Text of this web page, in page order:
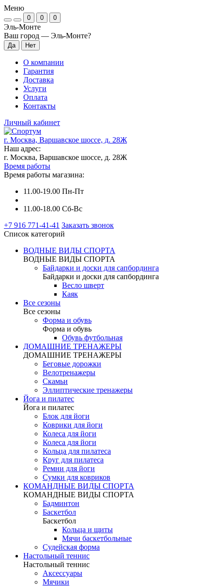
Меню
0 0 0
Эль-Монте
Ваш город — Эль-Монте?
О компании
Гарантия
Доставка
Услуги
Оплата
Контакты
Личный кабинет
г. Москва, Варшавское шоссе, д. 28Ж
Наш адрес:
г. Москва, Варшавское шоссе, д. 28Ж
Время работы
Время работы магазина:
11.00-19.00 Пн-Пт
11.00-18.00 Сб-Вс
+7 916 771-41-41 Заказать звонок
Список категорий
ВОДНЫЕ ВИДЫ СПОРТА
ВОДНЫЕ ВИДЫ СПОРТА
Байдарки и доски для сапбординга
Байдарки и доски для сапбординга
Весло шверт
Каяк
Все сезоны
Все сезоны
Форма и обувь
Форма и обувь
Обувь футбольная
ДОМАШНИЕ ТРЕНАЖЕРЫ
ДОМАШНИЕ ТРЕНАЖЕРЫ
Беговые дорожки
Велотренажеры
Скамьи
Эллиптические тренажеры
Йога и пилатес
Йога и пилатес
Блок для йоги
Коврики для йоги
Колеса для йоги
Колеса для йоги
Кольца для пилатеса
Круг для пилатеса
Ремни для йоги
Сумки для ковриков
КОМАНДНЫЕ ВИДЫ СПОРТА
КОМАНДНЫЕ ВИДЫ СПОРТА
Бадминтон
Баскетбол
Баскетбол
Кольца и щиты
Мячи баскетбольные
Судейская форма
Настольный теннис
Настольный теннис
Аксессуары
Мячики